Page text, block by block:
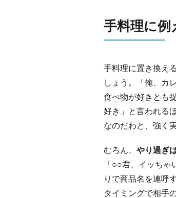
手料理に
手料理に置き換え
しょう。「俺、カ
食べ物が好きとも
好き」と言われる
なのだわと、強く
むろん、 やり過ぎ
「○○君、イッち
りで商品名を連呼
タイミングで相手